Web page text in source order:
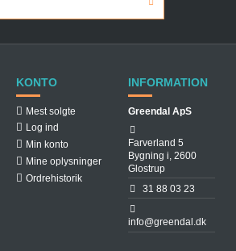
KONTO
Mest solgte
Log ind
Min konto
Mine oplysninger
Ordrehistorik
INFORMATION
Greendal ApS
Farverland 5
Bygning i, 2600
Glostrup
31 88 03 23
info@greendal.dk